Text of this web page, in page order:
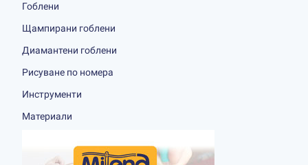
Гоблени
Щампирани гоблени
Диамантени гоблени
Рисуване по номера
Инструменти
Материали